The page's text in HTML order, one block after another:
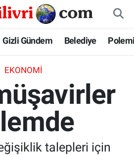
Gizli Gündem Belediye
EKONOMI
talepleri için
Eczaneler
Haritası
ve Fikstür